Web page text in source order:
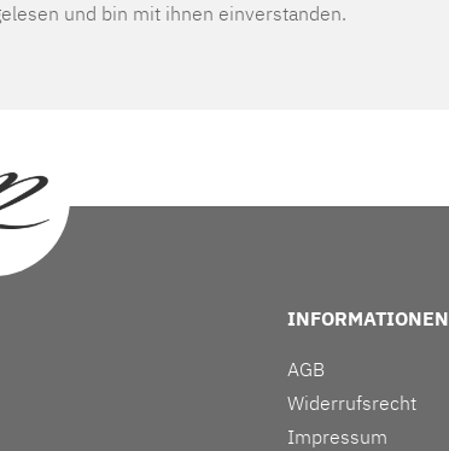
und bin mit ihnen einverstanden.
INFORMATIONEN
AGB
Widerrufsrecht
Impressum